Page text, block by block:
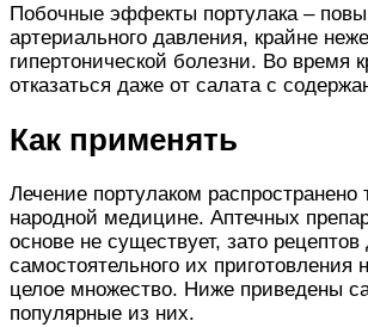
Побочные эффекты портулака –
артериального давления, крайне
гипертонической болезни. Во время
отказаться даже от салата с
Как применять
Лечение портулаком распространено
народной медицине. Аптечных
основе не существует, зато рецептов
самостоятельного их приготовления
целое множество. Ниже приведены
популярные из них.